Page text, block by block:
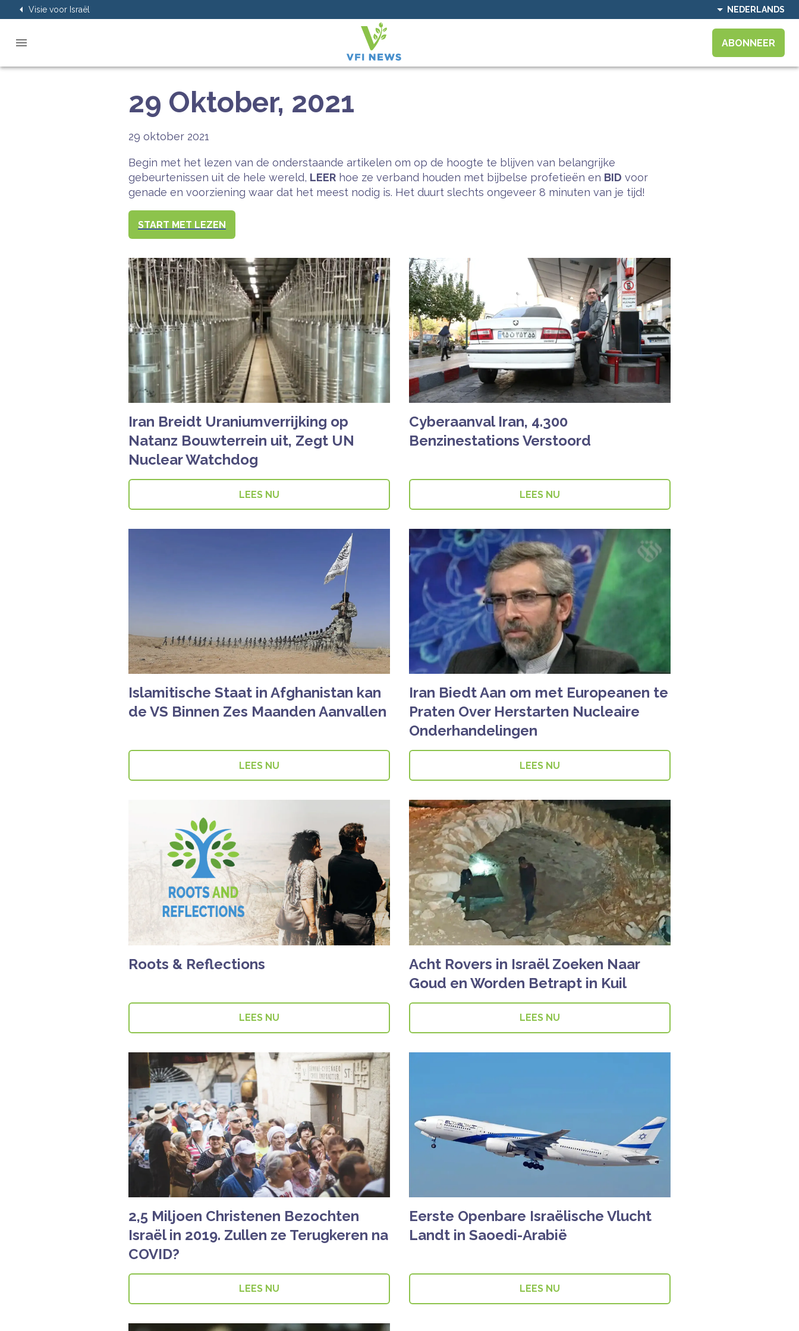
Visie voor Israël NEDERLANDS
ABONNEER
29 Oktober, 2021
29 oktober 2021
Begin met het lezen van de onderstaande artikelen om op de hoogte te blijven van belangrijke
gebeurtenissen uit de hele wereld, LEER hoe ze verband houden met bijbelse profetieën en BID voor
genade en voorziening waar dat het meest nodig is. Het duurt slechts ongeveer 8 minuten van je tijd!
START MET LEZEN
Iran Breidt Uraniumverrijking op
Natanz Bouwterrein uit, Zegt UN
Nuclear Watchdog
LEES NU
Cyberaanval Iran, 4.300
Benzinestations Verstoord
LEES NU
Islamitische Staat in Afghanistan kan
de VS Binnen Zes Maanden Aanvallen
LEES NU
Iran Biedt Aan om met Europeanen te
Praten Over Herstarten Nucleaire
Onderhandelingen
LEES NU
Roots & Reflections
LEES NU
Acht Rovers in Israël Zoeken Naar
Goud en Worden Betrapt in Kuil
LEES NU
2,5 Miljoen Christenen Bezochten
Israël in 2019. Zullen ze Terugkeren na
COVID?
LEES NU
Eerste Openbare Israëlische Vlucht
Landt in Saoedi-Arabië
LEES NU